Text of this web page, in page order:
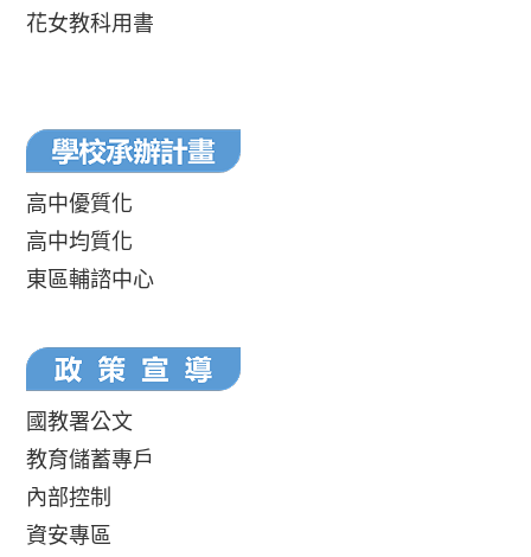
花女教科用書
高中優質化
高中均質化
東區輔諮中心
國教署公文
教育儲蓄專戶
內部控制
資安專區